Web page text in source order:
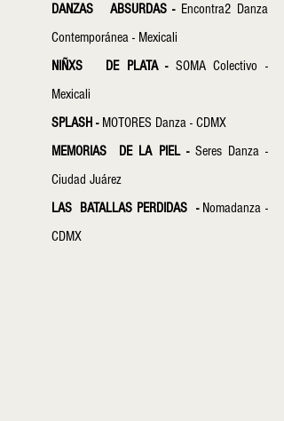
DANZAS   ABSURDAS - Encontra2 Danza
Contemporánea - Mexicali
NIÑXS   DE PLATA - SOMA Colectivo -
Mexicali
SPLASH - MOTORES Danza - CDMX
MEMORIAS  DE LA PIEL - Seres Danza -
Ciudad Juárez
LAS  BATALLAS PERDIDAS  - Nomadanza -
CDMX